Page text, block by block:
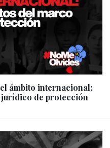
ámbito internacional:
de protección